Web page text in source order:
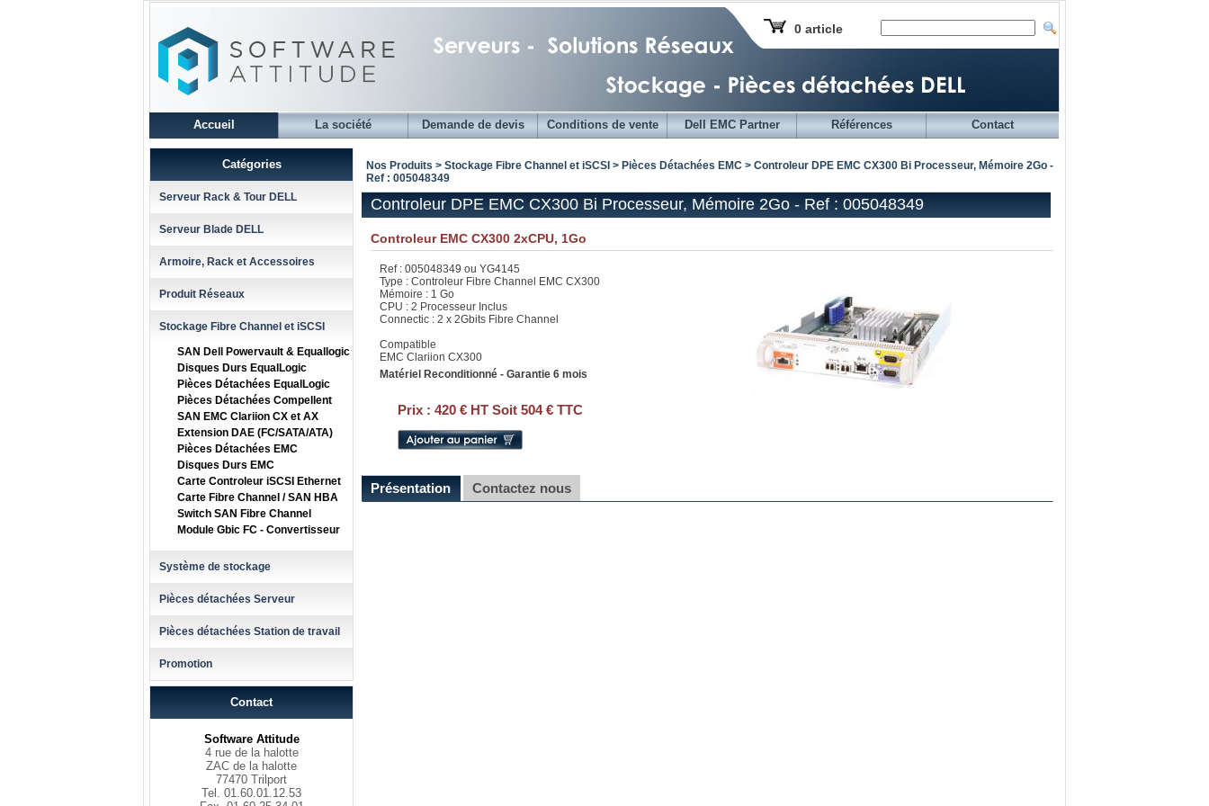
0 article
Accueil La société Demande de devis Conditions de vente Dell EMC Partner Références Contact
Catégories
Serveur Rack & Tour DELL
Serveur Blade DELL
Armoire, Rack et Accessoires
Produit Réseaux
Stockage Fibre Channel et iSCSI
SAN Dell Powervault & Equallogic
Disques Durs EqualLogic
Pièces Détachées EqualLogic
Pièces Détachées Compellent
SAN EMC Clariion CX et AX
Extension DAE (FC/SATA/ATA)
Pièces Détachées EMC
Disques Durs EMC
Carte Controleur iSCSI Ethernet
Carte Fibre Channel / SAN HBA
Switch SAN Fibre Channel
Module Gbic FC - Convertisseur
Système de stockage
Pièces détachées Serveur
Pièces détachées Station de travail
Promotion
Contact
Software Attitude
4 rue de la halotte
ZAC de la halotte
77470 Trilport
Tel. 01.60.01.12.53
Nos Produits > Stockage Fibre Channel et iSCSI > Pièces Détachées EMC > Controleur DPE EMC CX300 Bi Processeur, Mémoire 2Go -
Ref : 005048349
Controleur DPE EMC CX300 Bi Processeur, Mémoire 2Go - Ref : 005048349
Controleur EMC CX300 2xCPU, 1Go
Ref : 005048349 ou YG4145
Type : Controleur Fibre Channel EMC CX300
Mémoire : 1 Go
CPU : 2 Processeur Inclus
Connectic : 2 x 2Gbits Fibre Channel
Compatible
EMC Clariion CX300
Matériel Reconditionné - Garantie 6 mois
Prix : 420 € HT Soit 504 € TTC
Présentation Contactez nous